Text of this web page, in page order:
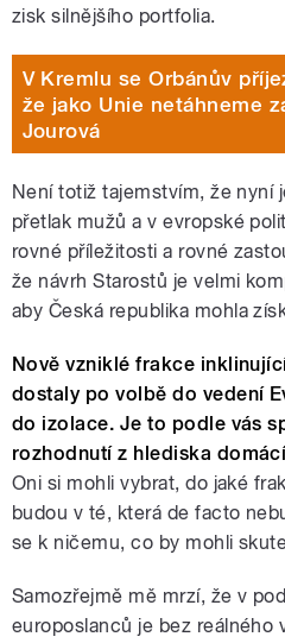
zisk silnějšího portfolia.
V Kremlu se Orbánův
že jako Unie netáhneme
Jourová
Není totiž tajemstvím, že nyní
přetlak mužů a v evropské
rovné příležitosti a rovné
že návrh Starostů je velmi
aby Česká republika mohla
Nově vzniklé frakce
dostaly po volbě do vedení
do izolace. Je to podle vás
rozhodnutí z hlediska
Oni si mohli vybrat, do jaké
budou v té, která de facto
se k ničemu, co by mohli
Samozřejmě mě mrzí, že v
europoslanců je bez reálného